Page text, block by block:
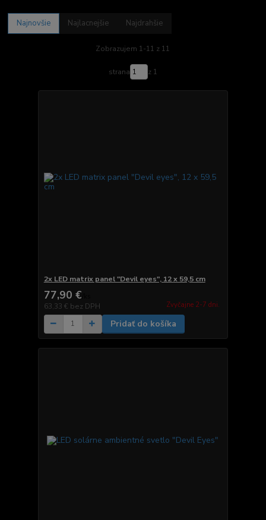
Najnovšie Najlacnejšie Najdrahšie
Zobrazujem 1-11 z 11
strana z 1
2x LED matrix panel "Devil eyes", 12 x 59,5 cm
77,90 €
63,33 € bez DPH Zvyčajne 2-7 dni.
Pridať do košíka